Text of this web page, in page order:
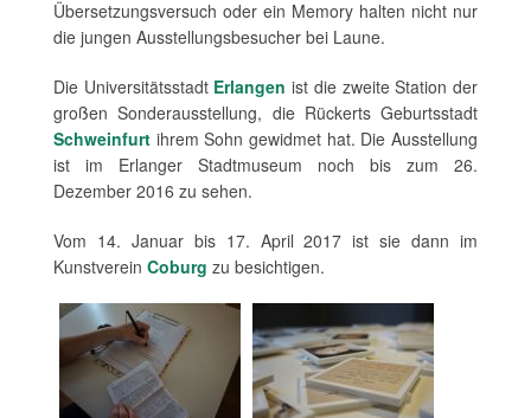
Übersetzungsversuch oder ein Memory halten nicht nur
die jungen Ausstellungsbesucher bei Laune.
Die Universitätsstadt Erlangen ist die zweite Station der
großen Sonderausstellung, die Rückerts Geburtsstadt
Schweinfurt ihrem Sohn gewidmet hat. Die Ausstellung
ist im Erlanger Stadtmuseum noch bis zum 26.
Dezember 2016 zu sehen.
Vom 14. Januar bis 17. April 2017 ist sie dann im
Kunstverein Coburg zu besichtigen.